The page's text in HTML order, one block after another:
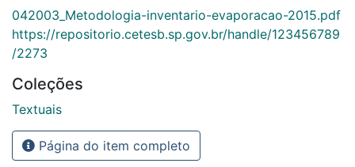
042003_Metodologia-inventario-evaporacao-2015.pdf
https://repositorio.cetesb.sp.gov.br/handle/123456789
/2273
Coleções
Textuais
Página do item completo